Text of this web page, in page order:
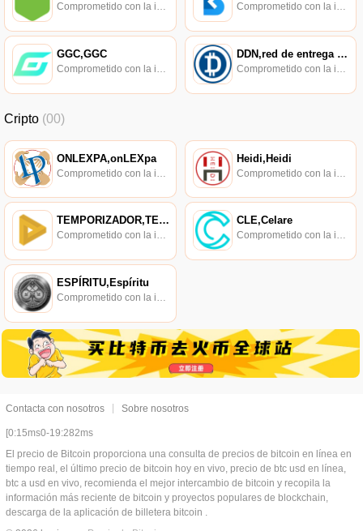
Comprometido con la investigación de políticas en los campos de las nuevas finanzas, las finanzas internacionales y los mercados financieros. Comprometido con la investigación de políticas en los campos de las nuevas finanzas, las finanzas internacionales y los mercados financieros.
GGC,GGC
Comprometido con la investigación de políticas en los campos de las nuevas finanzas, las finanzas internacionales y los mercados financieros.
DDN,red de entrega de datos
Comprometido con la investigación de políticas en los campos de las nuevas finanzas, las finanzas internacionales y los mercados financieros.
Cripto (00)
ONLEXPA,onLEXpa Heidi,Heidi
TEMPORIZADOR,TEMPORIZADOR
Comprometido con la investigación de políticas en los campos de las nuevas finanzas, las finanzas internacionales y los mercados financieros.
CLE,Celare
Comprometido con la investigación de políticas en los campos de las nuevas finanzas, las finanzas internacionales y los mercados financieros.
ESPÍRITU,Espíritu
Comprometido con la investigación de políticas en los campos de las nuevas finanzas, las finanzas internacionales y los mercados financieros.
Contacta con nosotros Sobre nosotros
[0:15ms0-19:282ms
El precio de Bitcoin proporciona una consulta de precios de bitcoin en línea en
tiempo real, el último precio de bitcoin hoy en vivo, precio de btc usd en línea,
btc a usd en vivo, recomienda el mejor intercambio de bitcoin y recopila la
información más reciente de bitcoin y proyectos populares de blockchain,
descarga de la aplicación de billetera bitcoin .